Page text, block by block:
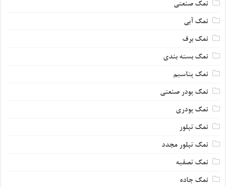
نمک صنعتی
نمک آبی
نمک برف
نمک بسته بندی
نمک پتاسیم
نمک پودر صنعتی
نمک پودری
نمک تبلور
نمک تبلور مجدد
نمک تصفیه
نمک جاده